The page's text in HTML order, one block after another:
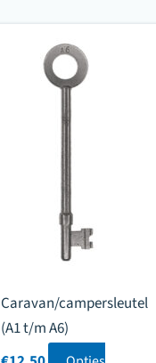
Caravan/campersleutel
(A1 t/m A6)